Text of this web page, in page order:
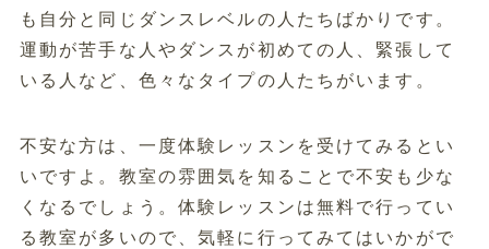
も自分と同じダンスレベルの人たちばかりです。
運動が苦手な人やダンスが初めての人、緊張して
いる人など、色々なタイプの人たちがいます。
不安な方は、一度体験レッスンを受けてみるとい
いですよ。教室の雰囲気を知ることで不安も少な
くなるでしょう。体験レッスンは無料で行ってい
る教室が多いので、気軽に行ってみてはいかがで